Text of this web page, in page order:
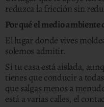
reduzca la fricción sin
Por qué el medio
El lugar donde vives
solemos admitir.
Si tu casa está aislada,
tienes que conducir a
que salgas menos a
está a varias calles, el